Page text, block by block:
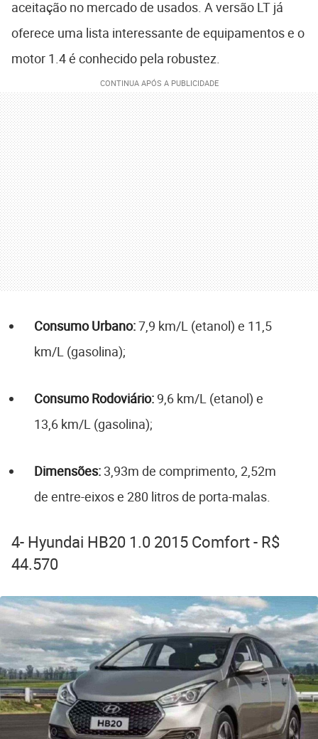
aceitação no mercado de usados. A versão LT já
oferece uma lista interessante de equipamentos e o
motor 1.4 é conhecido pela robustez.
Consumo Urbano:7,9 km/L (etanol) e 11,5
km/L (gasolina);
Consumo Rodoviário: 9,6 km/L (etanol) e
13,6 km/L (gasolina);
Dimensões: 3,93m de comprimento, 2,52m
de entre-eixos e 280 litros de porta-malas.
4- Hyundai HB20 1.0 2015 Comfort - R$
44.570